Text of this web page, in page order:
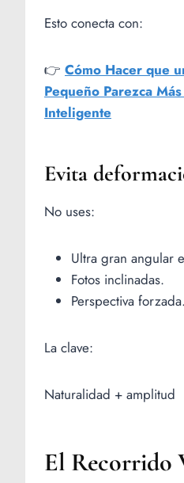
Esto conecta con:
👉 Cómo Hacer que
Pequeño Parezca
Inteligente
Evita
No uses:
Ultra gran angular
Fotos inclinadas.
Perspectiva forzada.
La clave:
Naturalidad + amplitud
El Recorrido